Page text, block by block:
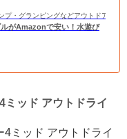
プ・グランピングなどアウトドアの総
がAmazonで安い！水遊び
ッド アウトドライ
ミッド アウトドライ